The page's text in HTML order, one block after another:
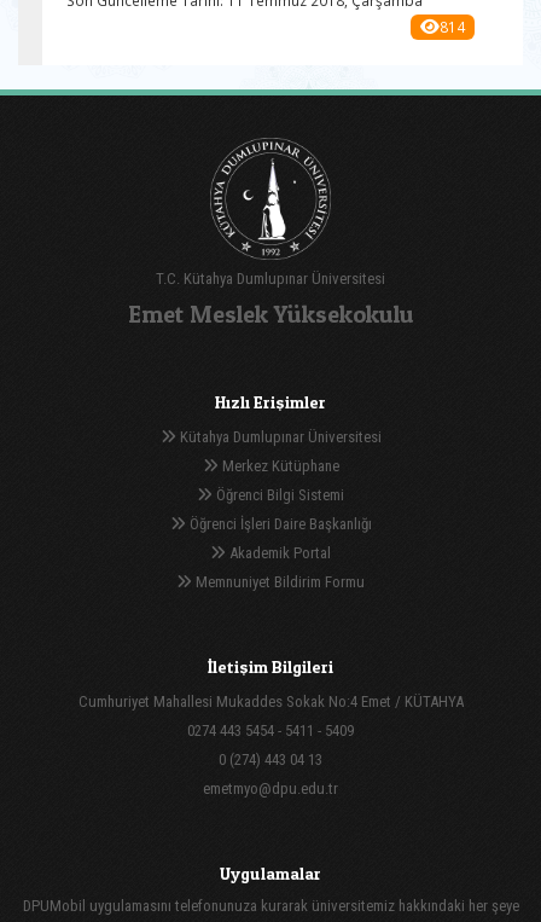
814
T.C. Kütahya Dumlupınar Üniversitesi
Emet Meslek Yüksekokulu
Hızlı Erişimler
Kütahya Dumlupınar Üniversitesi
Merkez Kütüphane
Öğrenci Bilgi Sistemi
Öğrenci İşleri Daire Başkanlığı
Akademik Portal
Memnuniyet Bildirim Formu
İletişim Bilgileri
Cumhuriyet Mahallesi Mukaddes Sokak No:4 Emet / KÜTAHYA
0274 443 5454 - 5411 - 5409
0 (274) 443 04 13
emetmyo@dpu.edu.tr
Uygulamalar
DPUMobil uygulamasını telefonunuza kurarak üniversitemiz hakkındaki her şeye